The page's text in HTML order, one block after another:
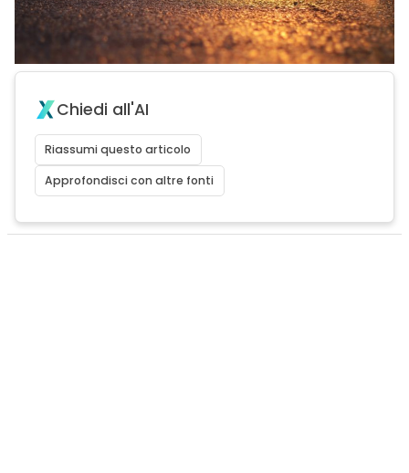
Chiedi all'AI
Riassumi questo articolo
Approfondisci con altre fonti